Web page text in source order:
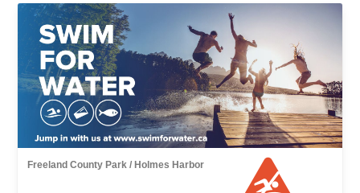
Freeland County Park / Holmes Harbor